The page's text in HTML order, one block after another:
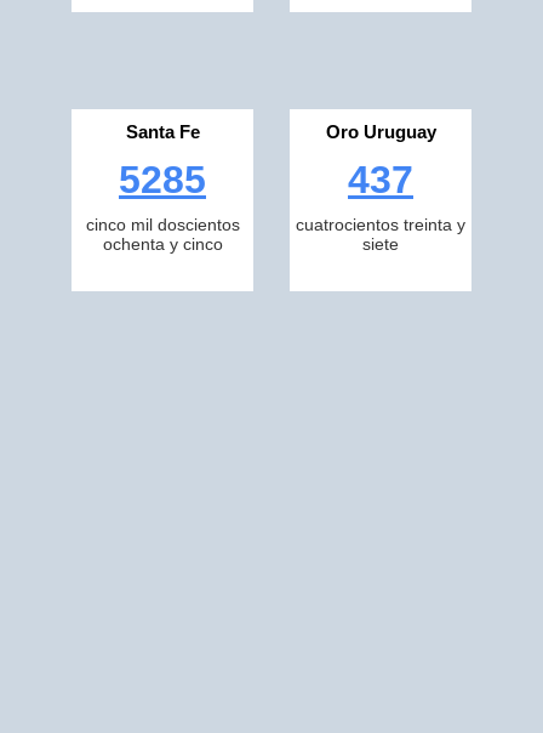
Santa Fe
5285
cinco mil doscientos
ochenta y cinco
Oro Uruguay
437
cuatrocientos treinta y
siete